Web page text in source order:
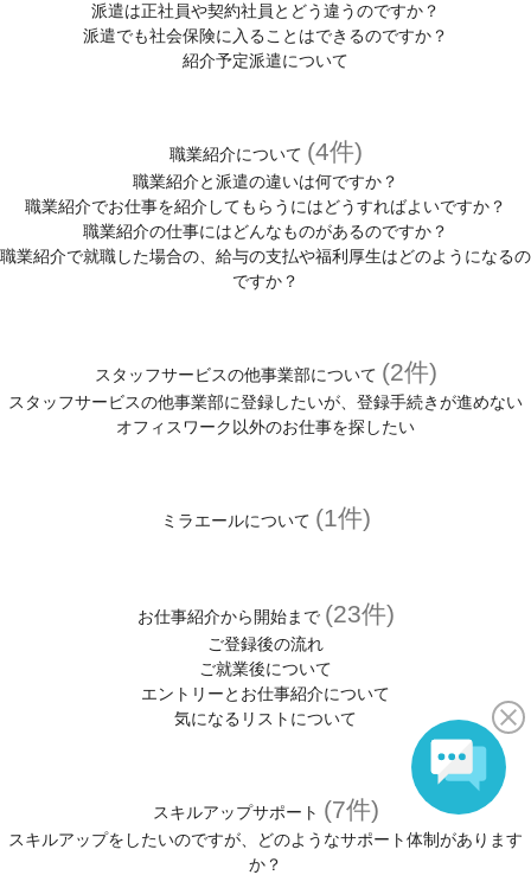
派遣は正社員や契約社員とどう違うのですか？
派遣でも社会保険に入ることはできるのですか？
紹介予定派遣について
職業紹介について (4件)
職業紹介と派遣の違いは何ですか？
職業紹介でお仕事を紹介してもらうにはどうすればよいですか？
職業紹介の仕事にはどんなものがあるのですか？
職業紹介で就職した場合の、給与の支払や福利厚生はどのようになるの
ですか？
スタッフサービスの他事業部について (2件)
スタッフサービスの他事業部に登録したいが、登録手続きが進めない
オフィスワーク以外のお仕事を探したい
ミラエールについて (1件)
お仕事紹介から開始まで (23件)
ご登録後の流れ
ご就業後について
エントリーとお仕事紹介について
気になるリストについて
スキルアップサポート (7件)
スキルアップをしたいのですが、どのようなサポート体制があります
か？